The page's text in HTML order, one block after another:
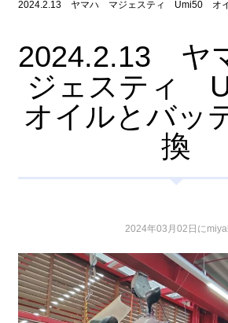
2024.2.13 ヤマハ マジェスティ Umi50 オイ
2024.2.13 ヤ
ジェスティ
オイルとバッ
換
2024年03月02日に